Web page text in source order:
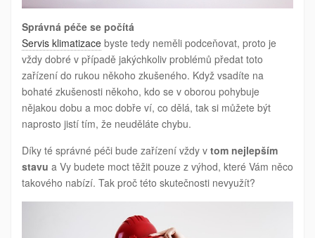
Správná péče se počítá
Servis klimatizace byste tedy neměli podceňovat, proto je
vždy dobré v případě jakýchkoliv problémů předat toto
zařízení do rukou někoho zkušeného. Když vsadíte na
bohaté zkušenosti někoho, kdo se v oborou pohybuje
nějakou dobu a moc dobře ví, co dělá, tak si můžete být
naprosto jistí tím, že neuděláte chybu.
Díky té správné péči bude zařízení vždy v tom nejlepším
stavu a Vy budete moct těžit pouze z výhod, které Vám něco
takového nabízí. Tak proč této skutečnosti nevyužít?